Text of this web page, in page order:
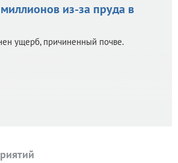
из-за пруда в
ущерб, причиненный почве.